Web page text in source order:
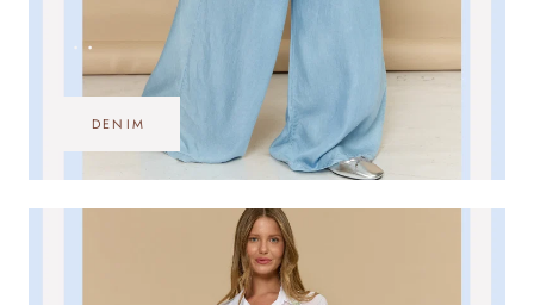
•••
DENIM